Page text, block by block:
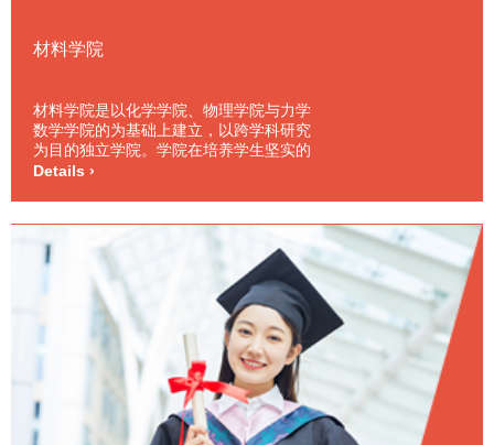
材料学院
材料学院是以化学学院、物理学院与力学
数学学院的为基础上建立，以跨学科研究
为目的独立学院。学院在培养学生坚实的
化学，数学、物理与力学基础知识的同
史、哲学和经济等。
Details ›